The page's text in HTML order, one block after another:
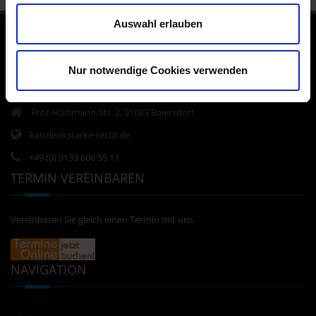
Auswahl erlauben
Nur notwendige Cookies verwenden
Fritz-Hartmann-Str. 2, 91083 Baiersdorf
kanzlei@starke-recht.de
+49 (0) 9133 606 55 11
TERMIN VEREINBAREN
Vereinbaren Sie gleich einen Termin mit uns
NAVIGATION